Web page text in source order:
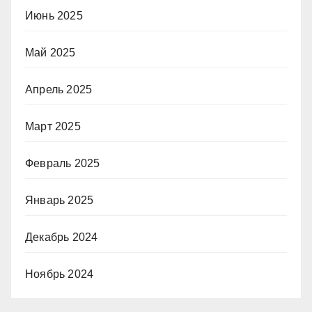
Июнь 2025
Май 2025
Апрель 2025
Март 2025
Февраль 2025
Январь 2025
Декабрь 2024
Ноябрь 2024